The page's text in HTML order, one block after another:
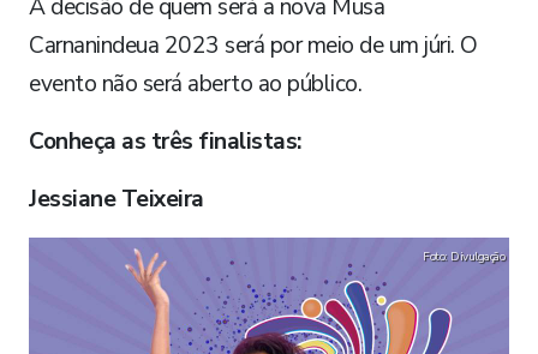
A decisão de quem será a nova Musa
Carnanindeua 2023 será por meio de um júri. O
evento não será aberto ao público.
Conheça as três finalistas:
Jessiane Teixeira
Foto: Divulgação